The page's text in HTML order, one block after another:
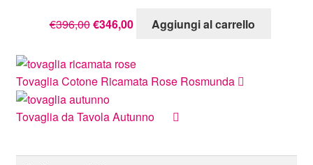
€396,00 Il
prezzo
era:
€396,00.
€346,00
prezzo
è:
€346,00.
Aggiungi al carrello
Tovaglia Cotone Ricamata Rose Rosmunda
Tovaglia da Tavola Autunno